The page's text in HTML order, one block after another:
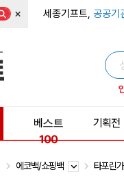
× 세종기프트, 공공기
베스트
100
기획전
에코백/쇼핑백 타포린